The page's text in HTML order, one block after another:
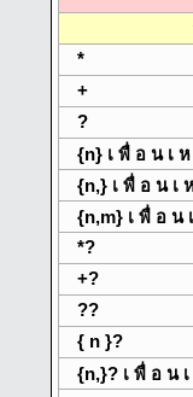
*
+
?
{n} เ พื่ อ น เ
{n,} เ พื่ อ น เ
{n,m} เ พื่ อ น
*?
+?
??
{ n }?
{n,}? เ พื่ อ น